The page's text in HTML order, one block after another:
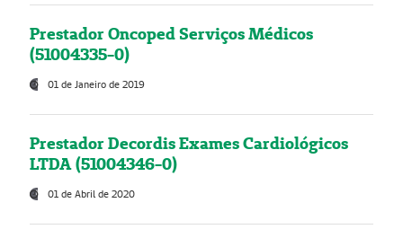
Prestador Oncoped Serviços Médicos
(51004335-0)
01 de Janeiro de 2019
Prestador Decordis Exames Cardiológicos
LTDA (51004346-0)
01 de Abril de 2020